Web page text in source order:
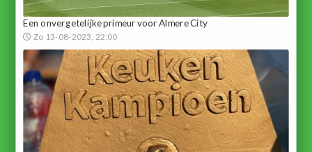
Een onvergetelijke primeur voor Almere City
Zo 13-08-2023, 22:00